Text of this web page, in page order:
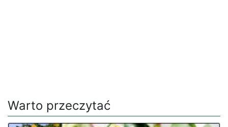
Warto przeczytać